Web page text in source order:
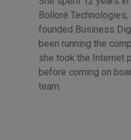
Bolloré
founded Business
been running the
she took the Internet
before coming on
team.